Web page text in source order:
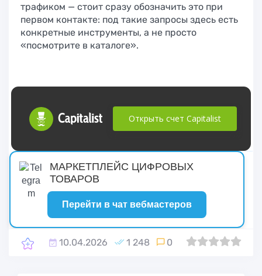
трафиком — стоит сразу обозначить это при
первом контакте: под такие запросы здесь есть
конкретные инструменты, а не просто
«посмотрите в каталоге».
Открыть счет Capitalist
МАРКЕТПЛЕЙС ЦИФРОВЫХ
ТОВАРОВ
Перейти в чат вебмастеров
10.04.2026 1 248 0 01 2 3 4 5